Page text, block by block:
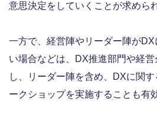
意思決定をしていくことが求めら
一方で、経営陣やリーダー陣が
い場合などは、DX推進部門や経
し、リーダー陣を含め、DXに関
ークショップを実施することも有